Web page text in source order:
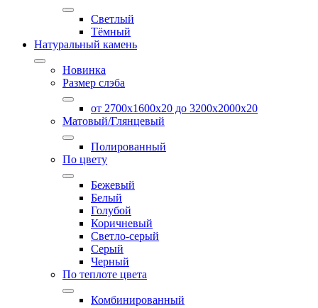
Светлый
Тёмный
Натуральный камень
Новинка
Размер слэба
от 2700х1600х20 до 3200x2000х20
Матовый/Глянцевый
Полированный
По цвету
Бежевый
Белый
Голубой
Коричневый
Светло-серый
Серый
Черный
По теплоте цвета
Комбинированный